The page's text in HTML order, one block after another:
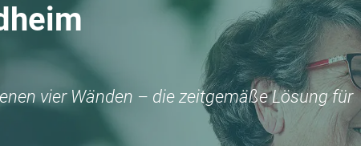
vier Wänden – die zeitgemäße Lösung für